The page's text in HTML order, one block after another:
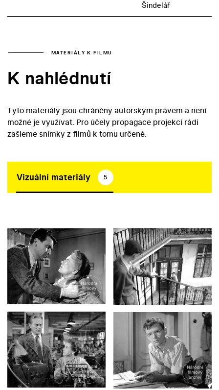
Šindelář
MATERIÁLY K FILMU
K nahlédnutí
Tyto materiály jsou chráněny autorským právem a není
možné je využívat. Pro účely propagace projekcí rádi
zašleme snímky z filmů k tomu určené.
Vizuální materiály 5